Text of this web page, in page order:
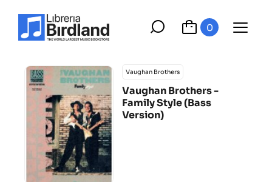
0
Vaughan Brothers
Vaughan Brothers -
Family Style (Bass
Version)